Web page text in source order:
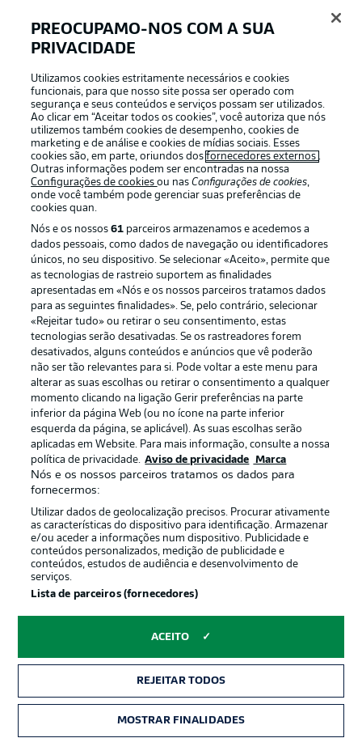
Login
Football as it’s meant to be
APLICATIVO DA BUNDESLIGA
Oferecido por
Gerir preferências Aviso de privacidade
Emissoras
Trabalhe conosco Marca
PREOCUPAMO-NOS COM A SUA
PRIVACIDADE
Utilizamos cookies estritamente necessários e cookies
funcionais, para que nosso site possa ser operado com
segurança e seus conteúdos e serviços possam ser utilizados.
Ao clicar em “Aceitar todos os cookies”, você autoriza que nós
utilizemos também cookies de desempenho, cookies de
marketing e de análise e cookies de mídias sociais. Esses
cookies são, em parte, oriundos dosfornecedores externos .
Outras informações podem ser encontradas na nossa
Configurações de cookiesou nasConfigurações de cookies,
onde você também pode gerenciar suas preferências de
cookies quan.
Nós e os nossos61 parceiros armazenamos e acedemos a
dados pessoais, como dados de navegação ou identificadores
únicos, no seu dispositivo. Se selecionar «Aceito», permite que
as tecnologias de rastreio suportem as finalidades
apresentadas em «Nós e os nossos parceiros tratamos dados
para as seguintes finalidades». Se, pelo contrário, selecionar
«Rejeitar tudo» ou retirar o seu consentimento, estas
tecnologias serão desativadas. Se os rastreadores forem
desativados, alguns conteúdos e anúncios que vê poderão
não ser tão relevantes para si. Pode voltar a este menu para
alterar as suas escolhas ou retirar o consentimento a qualquer
momento clicando na ligação Gerir preferências na parte
inferior da página Web (ou no ícone na parte inferior
esquerda da página, se aplicável). As suas escolhas serão
aplicadas em Website. Para mais informação, consulte a nossa
política de privacidade. Aviso de privacidade Marca
Nós e os nossos parceiros tratamos os dados para
fornecermos:
Utilizar dados de geolocalização precisos. Procurar ativamente
as características do dispositivo para identificação. Armazenar
e/ou aceder a informações num dispositivo. Publicidade e
conteúdos personalizados, medição de publicidade e
conteúdos, estudos de audiência e desenvolvimento de
serviços.
Lista de parceiros (fornecedores)
ACEITO
REJEITAR TODOS
MOSTRAR FINALIDADES